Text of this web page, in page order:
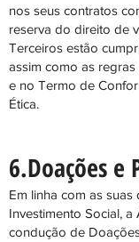
nos seus contratos
reserva do direito de
Terceiros estão
assim como as
e no Termo de
Ética.
6.Doações e
Em linha com as suas
Investimento Social, a
condução de